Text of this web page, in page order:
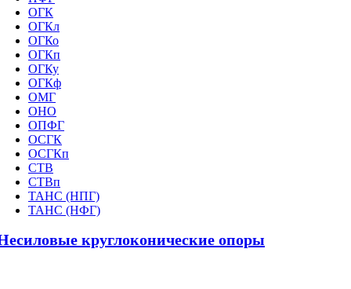
ОГК
ОГКл
ОГКо
ОГКп
ОГКу
ОГКф
ОМГ
ОНО
ОПФГ
ОСГК
ОСГКп
СТВ
СТВп
ТАНС (НПГ)
ТАНС (НФГ)
круглоконические опоры